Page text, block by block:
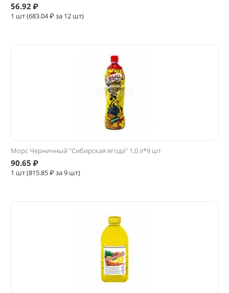
56.92 ₽
1 шт (683.04₽ за 12 шт)
Морс Черничный "Сибирская ягода" 1,0 л*9 шт
90.65 ₽
1 шт (815.85₽ за 9 шт)